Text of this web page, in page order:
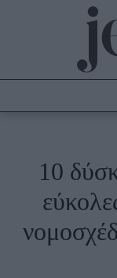
Culture
Fashion
Shopping
Styling Tips
Fashion News
10